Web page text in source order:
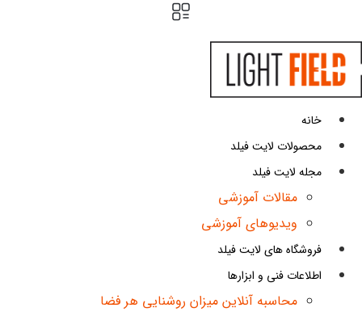
به
محتوا
خانه
محصولات لایت فیلد
مجله لایت فیلد
مقالات آموزشی
ویدیوهای آموزشی
فروشگاه های لایت فیلد
اطلاعات فنی و ابزارها
محاسبه آنلاین میزان روشنایی هر فضا